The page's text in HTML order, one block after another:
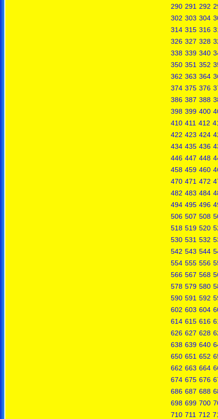
290 291 292
302 303 304
314 315 316
326 327 328
338 339 340
350 351 352
362 363 364
374 375 376
386 387 388
398 399 400
410 411 412
422 423 424
434 435 436
446 447 448
458 459 460
470 471 472
482 483 484
494 495 496
506 507 508
518 519 520
530 531 532
542 543 544
554 555 556
566 567 568
578 579 580
590 591 592
602 603 604
614 615 616
626 627 628
638 639 640
650 651 652
662 663 664
674 675 676
686 687 688
698 699 700
710 711 712